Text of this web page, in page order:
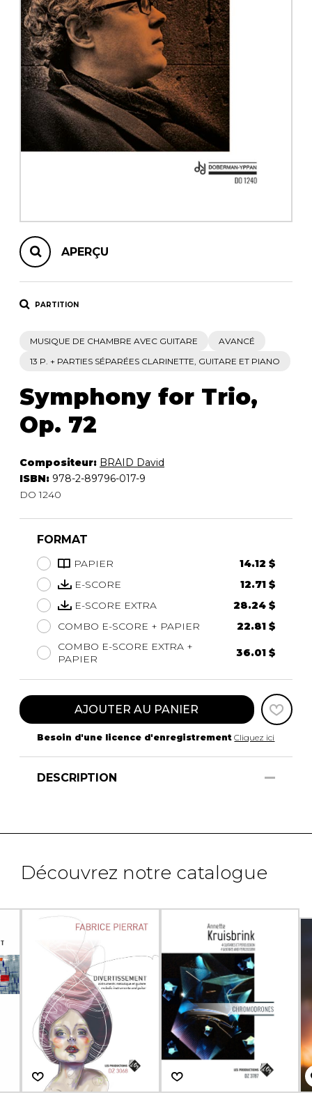
AUTRES PRODUITS
APERÇU
PARTITION
MUSIQUE DE CHAMBRE AVEC GUITARE
AVANCÉ
13 P. + PARTIES SÉPARÉES CLARINETTE, GUITARE ET PIANO
Symphony for Trio,
Op. 72
Compositeur: BRAID David
ISBN: 978-2-89796-017-9
DO 1240
FORMAT
PAPIER
14.12 $
E-SCORE
12.71 $
E-SCORE EXTRA
28.24 $
COMBO E-SCORE + PAPIER
22.81 $
COMBO E-SCORE EXTRA +
PAPIER
36.01 $
AJOUTER AU PANIER
Besoin d'une licence d'enregistrement Cliquez ici
DESCRIPTION
Découvrez notre catalogue